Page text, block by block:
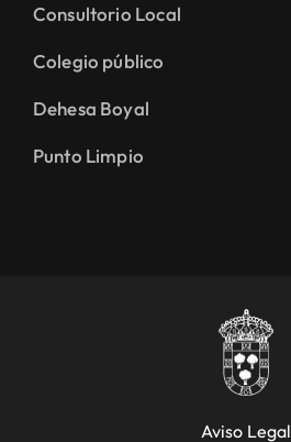
Consultorio Local
Colegio público
Dehesa Boyal
Punto Limpio
Aviso Legal